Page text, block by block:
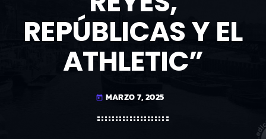
REPÚBLICAS Y EL
ATHLETIC”
today MARZO 7, 2025